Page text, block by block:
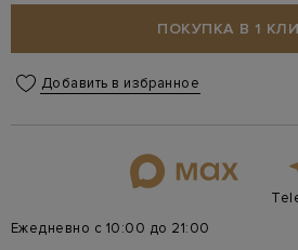
ПОКУПКА В 1
Добавить в избранное
Ежедневно с 10:00 до 21:00